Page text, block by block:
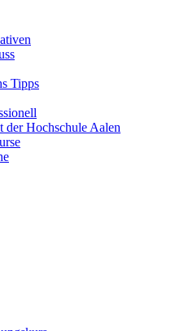
Tipps
der Hochschule Aalen